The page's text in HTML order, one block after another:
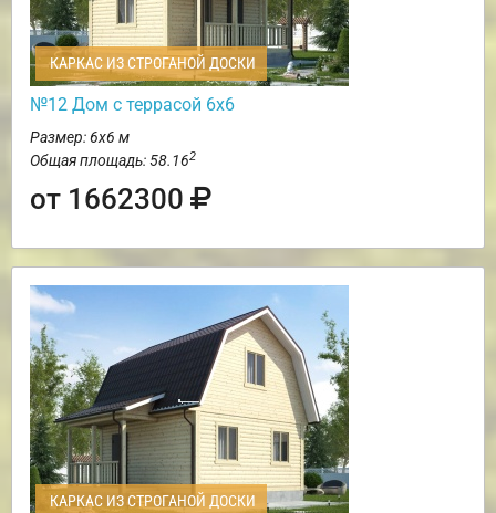
КАРКАС ИЗ СТРОГАНОЙ ДОСКИ
№12 Дом с террасой 6х6
Размер: 6х6 м
Общая площадь: 58.162
от 1662300
КАРКАС ИЗ СТРОГАНОЙ ДОСКИ